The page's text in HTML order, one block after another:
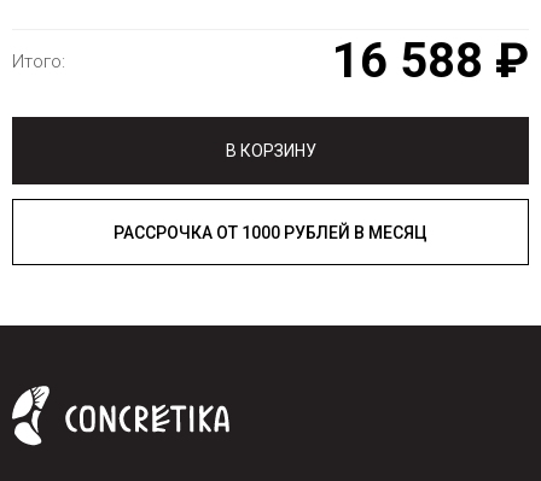
Итого: 16 588 ₽
В КОРЗИНУ
РАССРОЧКА ОТ 1000 РУБЛЕЙ В МЕСЯЦ